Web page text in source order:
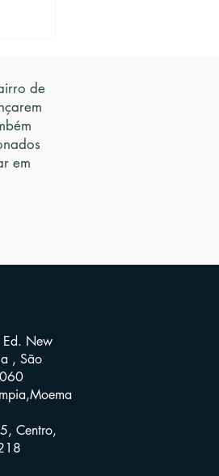
de
em
Ed. New
, São
Centro,